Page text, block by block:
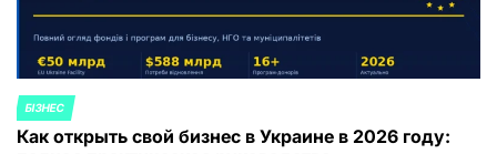
ОПУБЛИКОВАНО
В
БІЗНЕС
Как открыть свой бизнес в Украине в 2026 году: